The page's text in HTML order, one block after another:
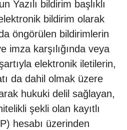
Yazılı bildirim başlıklı
bildirim olarak
öngörülen bildirimlerin
imza karşılığında veya
elektronik iletilerin,
da dahil olmak üzere
hukuki delil sağlayan,
şekli olan kayıtlı
hesabı üzerinden